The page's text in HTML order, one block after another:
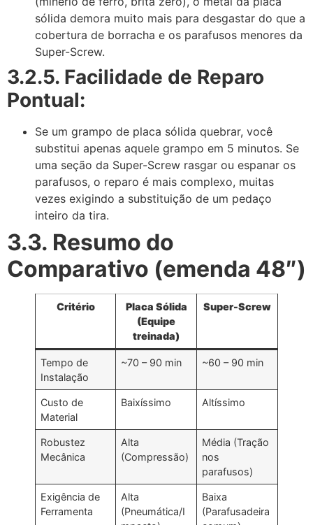
sólida demora muito mais para desgastar do que a
cobertura de borracha e os parafusos menores da
Super-Screw.
3.2.5. Facilidade de Reparo
Pontual:
Se um grampo de placa sólida quebrar, você
substitui apenas aquele grampo em 5 minutos. Se
uma seção da Super-Screw rasgar ou espanar os
parafusos, o reparo é mais complexo, muitas
vezes exigindo a substituição de um pedaço
inteiro da tira.
3.3. Resumo do
Comparativo (emenda 48″)
Critério
Placa Sólida
(Equipe
treinada)
Super-Screw
Tempo de
Instalação
~70 – 90 min ~60 – 90 min
Custo de
Material
Baixíssimo Altíssimo
Robustez
Mecânica
Alta
(Compressão)
Média (Tração
nos
parafusos)
Exigência de
Ferramenta
Alta
(Pneumática/I
Baixa
(Parafusadeira